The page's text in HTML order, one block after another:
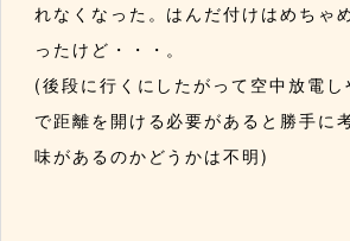
れなくなった。はんだ付けはめちゃ
ったけど・・・。
(後段に行くにしたがって空中放電し
で距離を開ける必要があると勝手に
味があるのかどうかは不明)